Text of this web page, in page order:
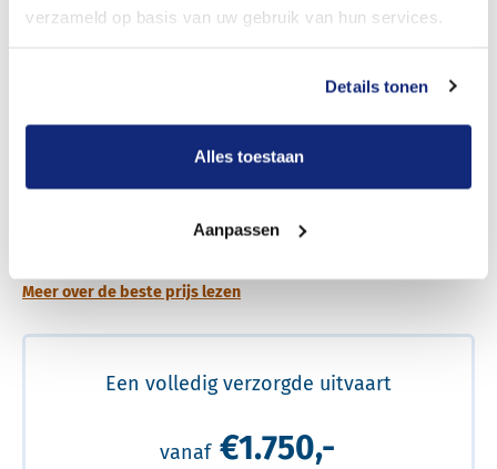
verzameld op basis van uw gebruik van hun services.
Details tonen
Alles toestaan
Aanpassen
Dit kost een begrafenis
Meer over de beste prijs lezen
Een volledig verzorgde uitvaart
vanaf €1.750,-